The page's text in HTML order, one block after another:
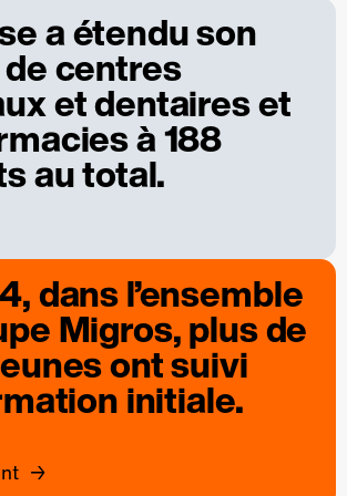
a étendu son
centres
et dentaires et
à 188
au total.
dans l’ensemble
Migros, plus de
ont suivi
initiale.